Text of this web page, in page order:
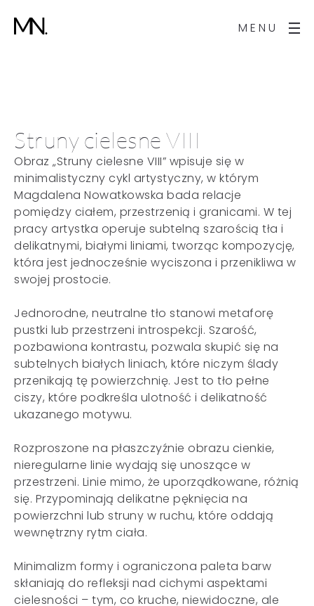
MENU
Struny cielesne VIII
Obraz „Struny cielesne VIII” wpisuje się w
minimalistyczny cykl artystyczny, w którym
Magdalena Nowatkowska bada relacje
pomiędzy ciałem, przestrzenią i granicami. W tej
pracy artystka operuje subtelną szarością tła i
delikatnymi, białymi liniami, tworząc kompozycję,
która jest jednocześnie wyciszona i przenikliwa w
swojej prostocie.
Jednorodne, neutralne tło stanowi metaforę
pustki lub przestrzeni introspekcji. Szarość,
pozbawiona kontrastu, pozwala skupić się na
subtelnych białych liniach, które niczym ślady
przenikają tę powierzchnię. Jest to tło pełne
ciszy, które podkreśla ulotność i delikatność
ukazanego motywu.
Rozproszone na płaszczyźnie obrazu cienkie,
nieregularne linie wydają się unoszące w
przestrzeni. Linie mimo, że uporządkowane, różnią
się. Przypominają delikatne pęknięcia na
powierzchni lub struny w ruchu, które oddają
wewnętrzny rytm ciała.
Minimalizm formy i ograniczona paleta barw
skłaniają do refleksji nad cichymi aspektami
cielesności – tym, co kruche, niewidoczne, ale